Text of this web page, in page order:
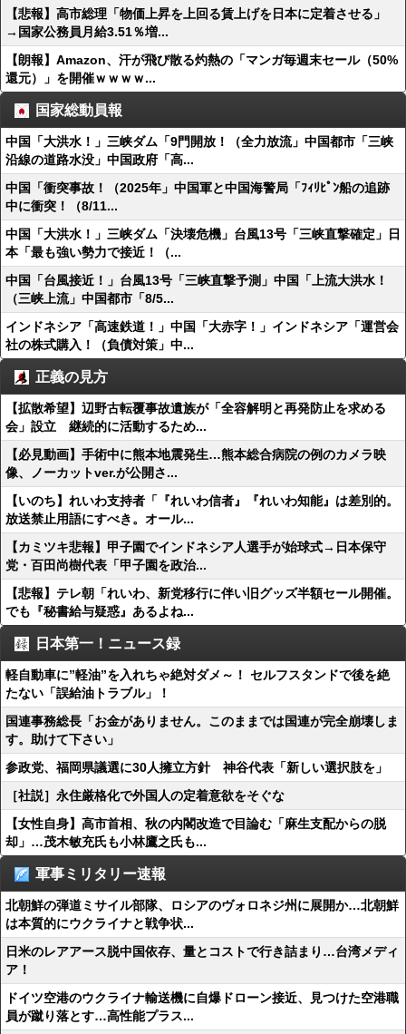
【悲報】高市総理「物価上昇を上回る賃上げを日本に定着させる」
→国家公務員月給3.51％増...
【朗報】Amazon、汗が飛び散る灼熱の「マンガ毎週末セール（50%
還元）」を開催ｗｗｗｗ...
国家総動員報
中国「大洪水！」三峡ダム「9門開放！（全力放流」中国都市「三峡
沿線の道路水没」中国政府「高...
中国「衝突事故！（2025年」中国軍と中国海警局「ﾌｨﾘﾋﾟﾝ船の追跡
中に衝突！（8/11...
中国「大洪水！」三峡ダム「決壊危機」台風13号「三峡直撃確定」日
本「最も強い勢力で接近！（...
中国「台風接近！」台風13号「三峡直撃予測」中国「上流大洪水！
（三峡上流」中国都市「8/5...
インドネシア「高速鉄道！」中国「大赤字！」インドネシア「運営会
社の株式購入！（負債対策」中...
正義の見方
【拡散希望】辺野古転覆事故遺族が「全容解明と再発防止を求める
会」設立 継続的に活動するため...
【必見動画】手術中に熊本地震発生…熊本総合病院の例のカメラ映
像、ノーカットver.が公開さ...
【いのち】れいわ支持者「『れいわ信者』『れいわ知能』は差別的。
放送禁止用語にすべき。オール...
【カミツキ悲報】甲子園でインドネシア人選手が始球式→日本保守
党・百田尚樹代表「甲子園を政治...
【悲報】テレ朝「れいわ、新党移行に伴い旧グッズ半額セール開催。
でも『秘書給与疑惑』あるよね...
日本第一！ニュース録
軽自動車に”軽油”を入れちゃ絶対ダメ～！ セルフスタンドで後を絶
たない「誤給油トラブル」！
国連事務総長「お金がありません。このままでは国連が完全崩壊しま
す。助けて下さい」
参政党、福岡県議選に30人擁立方針 神谷代表「新しい選択肢を」
［社説］永住厳格化で外国人の定着意欲をそぐな
【女性自身】高市首相、秋の内閣改造で目論む「麻生支配からの脱
却」…茂木敏充氏も小林鷹之氏も...
軍事ミリタリー速報
北朝鮮の弾道ミサイル部隊、ロシアのヴォロネジ州に展開か…北朝鮮
は本質的にウクライナと戦争状...
日米のレアアース脱中国依存、量とコストで行き詰まり…台湾メディ
ア！
ドイツ空港のウクライナ輸送機に自爆ドローン接近、見つけた空港職
員が蹴り落とす…高性能プラス...